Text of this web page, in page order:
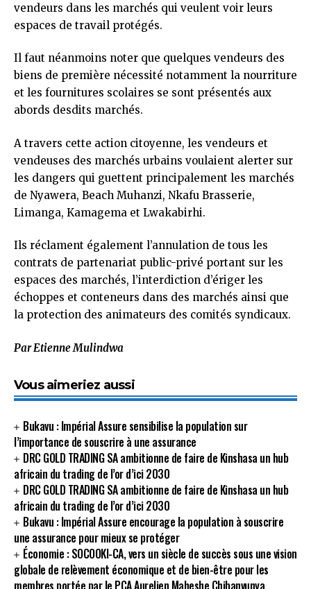
vendeurs dans les marchés qui veulent voir leurs
espaces de travail protégés.
Il faut néanmoins noter que quelques vendeurs des
biens de première nécessité notamment la nourriture
et les fournitures scolaires se sont présentés aux
abords desdits marchés.
A travers cette action citoyenne, les vendeurs et
vendeuses des marchés urbains voulaient alerter sur
les dangers qui guettent principalement les marchés
de Nyawera, Beach Muhanzi, Nkafu Brasserie,
Limanga, Kamagema et Lwakabirhi.
Ils réclament également l’annulation de tous les
contrats de partenariat public-privé portant sur les
espaces des marchés, l’interdiction d’ériger les
échoppes et conteneurs dans des marchés ainsi que
la protection des animateurs des comités syndicaux.
Par Etienne Mulindwa
Vous aimeriez aussi
Bukavu : Impérial Assure sensibilise la population sur
l’importance de souscrire à une assurance
DRC GOLD TRADING SA ambitionne de faire de Kinshasa un hub
africain du trading de l’or d’ici 2030
DRC GOLD TRADING SA ambitionne de faire de Kinshasa un hub
africain du trading de l’or d’ici 2030
Bukavu : Impérial Assure encourage la population à souscrire
une assurance pour mieux se protéger
Économie : SOCOOKI-CA, vers un siècle de succès sous une vision
globale de relèvement économique et de bien-être pour les
membres portée par le PCA Aurelien Maheshe Chibanvunya